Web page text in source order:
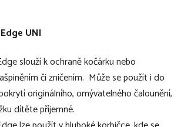
UNI
slouží k ochraně kočárku nebo
či zničením. Může se použít i do
originálního, omývatelného čalounění,
dítěte příjemné.